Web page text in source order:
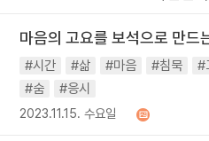
마음의 고요를 보석으로 만드
#시간 #삶 #마음 #침묵 #
#숨
#응시
2023.11.15. 수요일